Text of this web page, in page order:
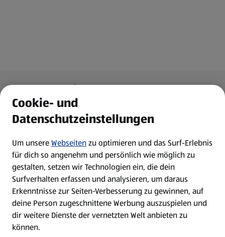
Fußzeilenmenü - weitere Links
Angebote & Aktionen
Angebote
Prospekte
Eigenmarken
ALDI Services
Newsletter
Cookie- und
Datenschutzeinstellungen
Um unsereWebseitenzu optimieren und das Surf-Erlebnis
für dich so angenehm und persönlich wie möglich zu
gestalten, setzen wir Technologien ein, die dein
Surfverhalten erfassen und analysieren, um daraus
Erkenntnisse zur Seiten-Verbesserung zu gewinnen, auf
deine Person zugeschnittene Werbung auszuspielen und
dir weitere Dienste der vernetzten Welt anbieten zu
können.